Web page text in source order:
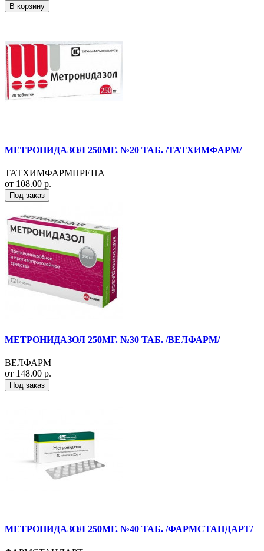
В корзину
МЕТРОНИДАЗОЛ 250МГ. №20 ТАБ. /ТАТХИМФАРМ/
ТАТХИМФАРМПРЕПА
от 108.00 р.
Под заказ
МЕТРОНИДАЗОЛ 250МГ. №30 ТАБ. /ВЕЛФАРМ/
ВЕЛФАРМ
от 148.00 р.
Под заказ
МЕТРОНИДАЗОЛ 250МГ. №40 ТАБ. /ФАРМСТАНДАРТ/